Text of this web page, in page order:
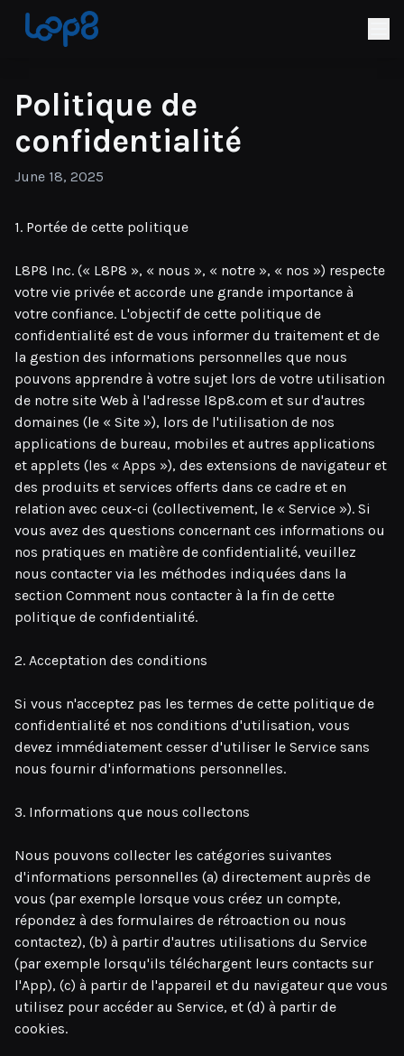
Politique de
confidentialité
June 18, 2025
1. Portée de cette politique
L8P8 Inc. (« L8P8 », « nous », « notre », « nos ») respecte
votre vie privée et accorde une grande importance à
votre confiance. L'objectif de cette politique de
confidentialité est de vous informer du traitement et de
la gestion des informations personnelles que nous
pouvons apprendre à votre sujet lors de votre utilisation
de notre site Web à l'adresse l8p8.com et sur d'autres
domaines (le « Site »), lors de l'utilisation de nos
applications de bureau, mobiles et autres applications
et applets (les « Apps »), des extensions de navigateur et
des produits et services offerts dans ce cadre et en
relation avec ceux-ci (collectivement, le « Service »). Si
vous avez des questions concernant ces informations ou
nos pratiques en matière de confidentialité, veuillez
nous contacter via les méthodes indiquées dans la
section Comment nous contacter à la fin de cette
politique de confidentialité.
2. Acceptation des conditions
Si vous n'acceptez pas les termes de cette politique de
confidentialité et nos conditions d'utilisation, vous
devez immédiatement cesser d'utiliser le Service sans
nous fournir d'informations personnelles.
3. Informations que nous collectons
Nous pouvons collecter les catégories suivantes
d'informations personnelles (a) directement auprès de
vous (par exemple lorsque vous créez un compte,
répondez à des formulaires de rétroaction ou nous
contactez), (b) à partir d'autres utilisations du Service
(par exemple lorsqu'ils téléchargent leurs contacts sur
l'App), (c) à partir de l'appareil et du navigateur que vous
utilisez pour accéder au Service, et (d) à partir de
cookies.